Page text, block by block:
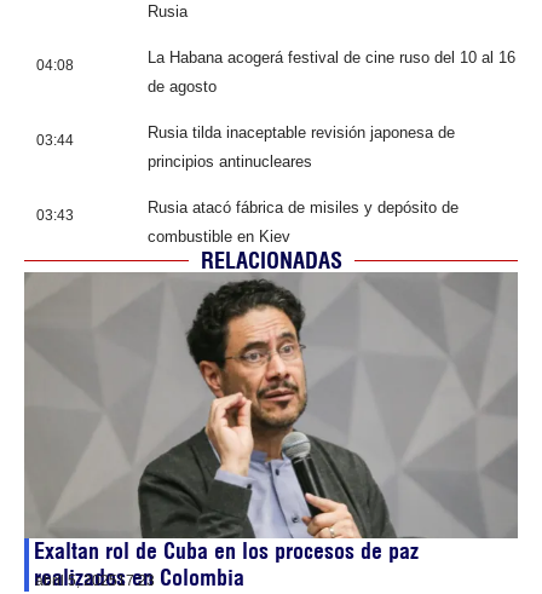
Rusia
04:08
La Habana acogerá festival de cine ruso del 10 al 16
de agosto
03:44
Rusia tilda inaceptable revisión japonesa de
principios antinucleares
03:43
Rusia atacó fábrica de misiles y depósito de
combustible en Kiev
RELACIONADAS
Exaltan rol de Cuba en los procesos de paz
realizados en Colombia
abril 5, 202517:23